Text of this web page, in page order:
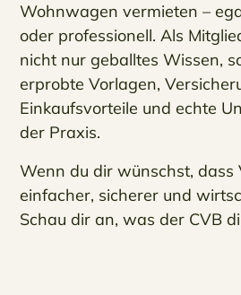
Wohnwagen vermieten –
oder professionell. Als
nicht nur geballtes Wissen,
erprobte Vorlagen,
Einkaufsvorteile und echte
der Praxis.
Wenn du dir wünschst, dass
einfacher, sicherer und
Schau dir an, was der CVB